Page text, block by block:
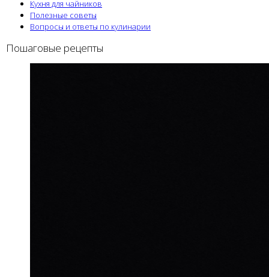
Кухня для чайников
Полезные советы
Вопросы и ответы по кулинарии
Пошаговые рецепты